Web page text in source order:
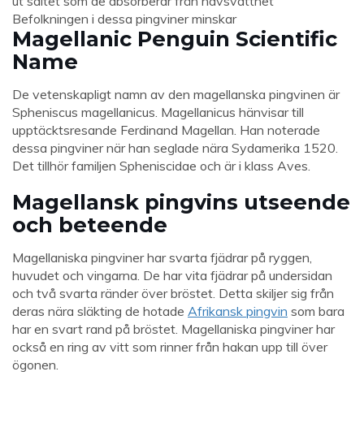
Befolkningen i dessa pingviner minskar
Magellanic Penguin Scientific
Name
De vetenskapligt namn av den magellanska pingvinen är
Spheniscus magellanicus. Magellanicus hänvisar till
upptäcktsresande Ferdinand Magellan. Han noterade
dessa pingviner när han seglade nära Sydamerika 1520.
Det tillhör familjen Spheniscidae och är i klass Aves.
Magellansk pingvins utseende
och beteende
Magellaniska pingviner har svarta fjädrar på ryggen,
huvudet och vingarna. De har vita fjädrar på undersidan
och två svarta ränder över bröstet. Detta skiljer sig från
deras nära släkting de hotade Afrikansk pingvin som bara
har en svart rand på bröstet. Magellaniska pingviner har
också en ring av vitt som rinner från hakan upp till över
ögonen.